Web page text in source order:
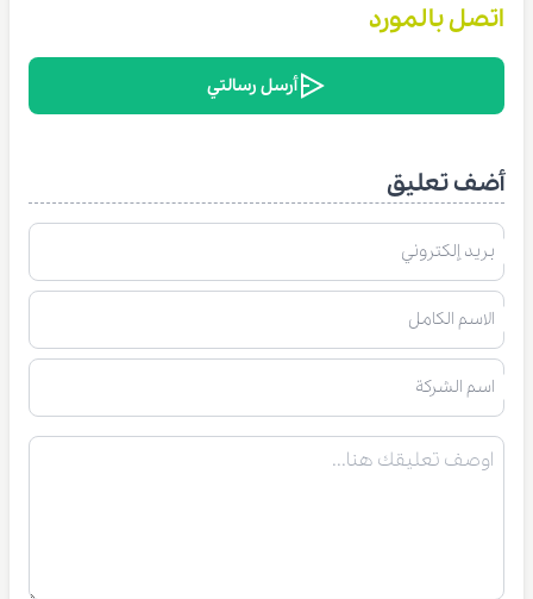
اتصل بالمورد
أرسل رسالتي
أضف تعليق
بريد إلكتروني
الاسم الكامل
اسم الشركة